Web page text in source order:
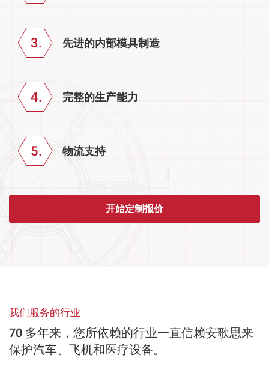
先进的内部模具制造
完整的生产能力
物流支持
开始定制报价
我们服务的行业
70 多年来，您所依赖的行业一直信赖安歌思来
保护汽车、飞机和医疗设备。